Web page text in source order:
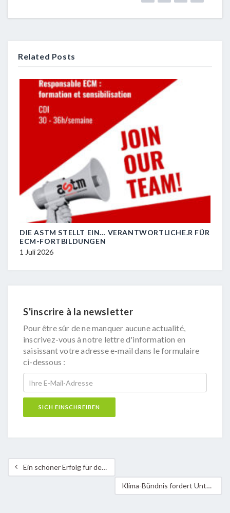
Related Posts
DIE ASTM STELLT EIN… VERANTWORTLICHE.R FÜR
ECM-FORTBILDUNGEN
1 Juli 2026
S'inscrire à la newsletter
Pour être sûr de ne manquer aucune actualité,
inscrivez-vous à notre lettre d'information en
saisissant votre adresse e-mail dans le formulaire
ci-dessous :
Ein schöner Erfolg für den Klimadag 2012
Klima-Bündnis fordert Unterstützung von der EU für eine nachhaltige urbane Verkehrspolitik